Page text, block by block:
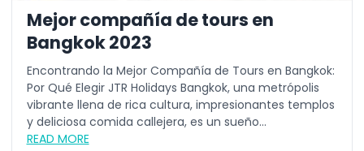
Mejor compañía de tours en
Bangkok 2023
Encontrando la Mejor Compañía de Tours en Bangkok:
Por Qué Elegir JTR Holidays Bangkok, una metrópolis
vibrante llena de rica cultura, impresionantes templos
y deliciosa comida callejera, es un sueño...
READ MORE